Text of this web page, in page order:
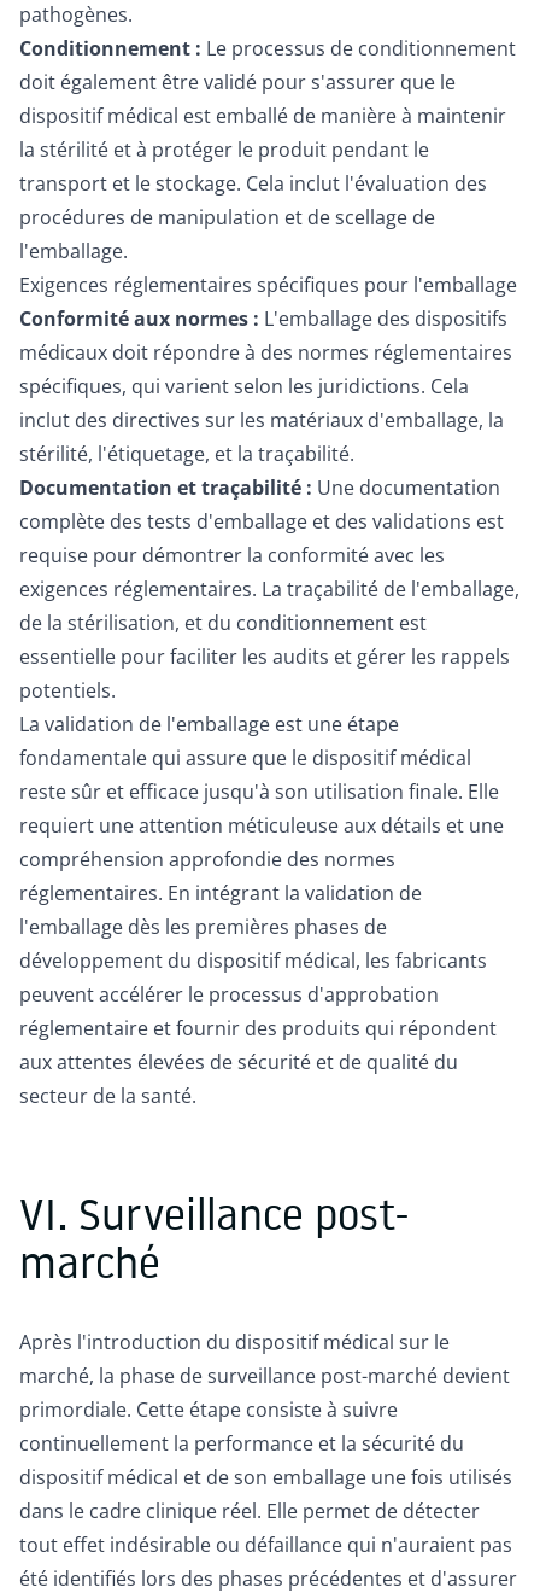
pathogènes.
Conditionnement : Le processus de conditionnement
doit également être validé pour s'assurer que le
dispositif médical est emballé de manière à maintenir
la stérilité et à protéger le produit pendant le
transport et le stockage. Cela inclut l'évaluation des
procédures de manipulation et de scellage de
l'emballage.
Exigences réglementaires spécifiques pour l'emballage
Conformité aux normes : L'emballage des dispositifs
médicaux doit répondre à des normes réglementaires
spécifiques, qui varient selon les juridictions. Cela
inclut des directives sur les matériaux d'emballage, la
stérilité, l'étiquetage, et la traçabilité.
Documentation et traçabilité : Une documentation
complète des tests d'emballage et des validations est
requise pour démontrer la conformité avec les
exigences réglementaires. La traçabilité de l'emballage,
de la stérilisation, et du conditionnement est
essentielle pour faciliter les audits et gérer les rappels
potentiels.
La validation de l'emballage est une étape
fondamentale qui assure que le dispositif médical
reste sûr et efficace jusqu'à son utilisation finale. Elle
requiert une attention méticuleuse aux détails et une
compréhension approfondie des normes
réglementaires. En intégrant la validation de
l'emballage dès les premières phases de
développement du dispositif médical, les fabricants
peuvent accélérer le processus d'approbation
réglementaire et fournir des produits qui répondent
aux attentes élevées de sécurité et de qualité du
secteur de la santé.
VI. Surveillance post-
marché
Après l'introduction du dispositif médical sur le
marché, la phase de surveillance post-marché devient
primordiale. Cette étape consiste à suivre
continuellement la performance et la sécurité du
dispositif médical et de son emballage une fois utilisés
dans le cadre clinique réel. Elle permet de détecter
tout effet indésirable ou défaillance qui n'auraient pas
été identifiés lors des phases précédentes et d'assurer